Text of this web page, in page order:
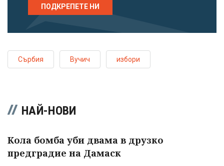
ПОДКРЕПЕТЕ НИ
Сърбия Вучич избори
НАЙ-НОВИ
Кола бомба уби двама в друзко
предградие на Дамаск